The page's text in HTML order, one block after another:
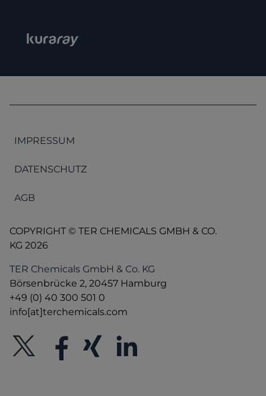
IMPRESSUM
DATENSCHUTZ
AGB
COPYRIGHT © TER CHEMICALS GMBH & CO.
KG 2026
TER Chemicals GmbH & Co. KG
Börsenbrücke 2, 20457 Hamburg
+49 (0) 40 300 501 0
info[at]terchemicals.com